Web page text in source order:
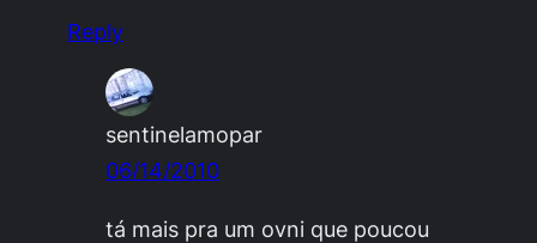
Reply
sentinelamopar
06/14/2010
tá mais pra um ovni que poucou